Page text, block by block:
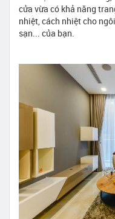
cửa vừa có khả năng
nhiệt, cách nhiệt cho
sạn... của bạn.